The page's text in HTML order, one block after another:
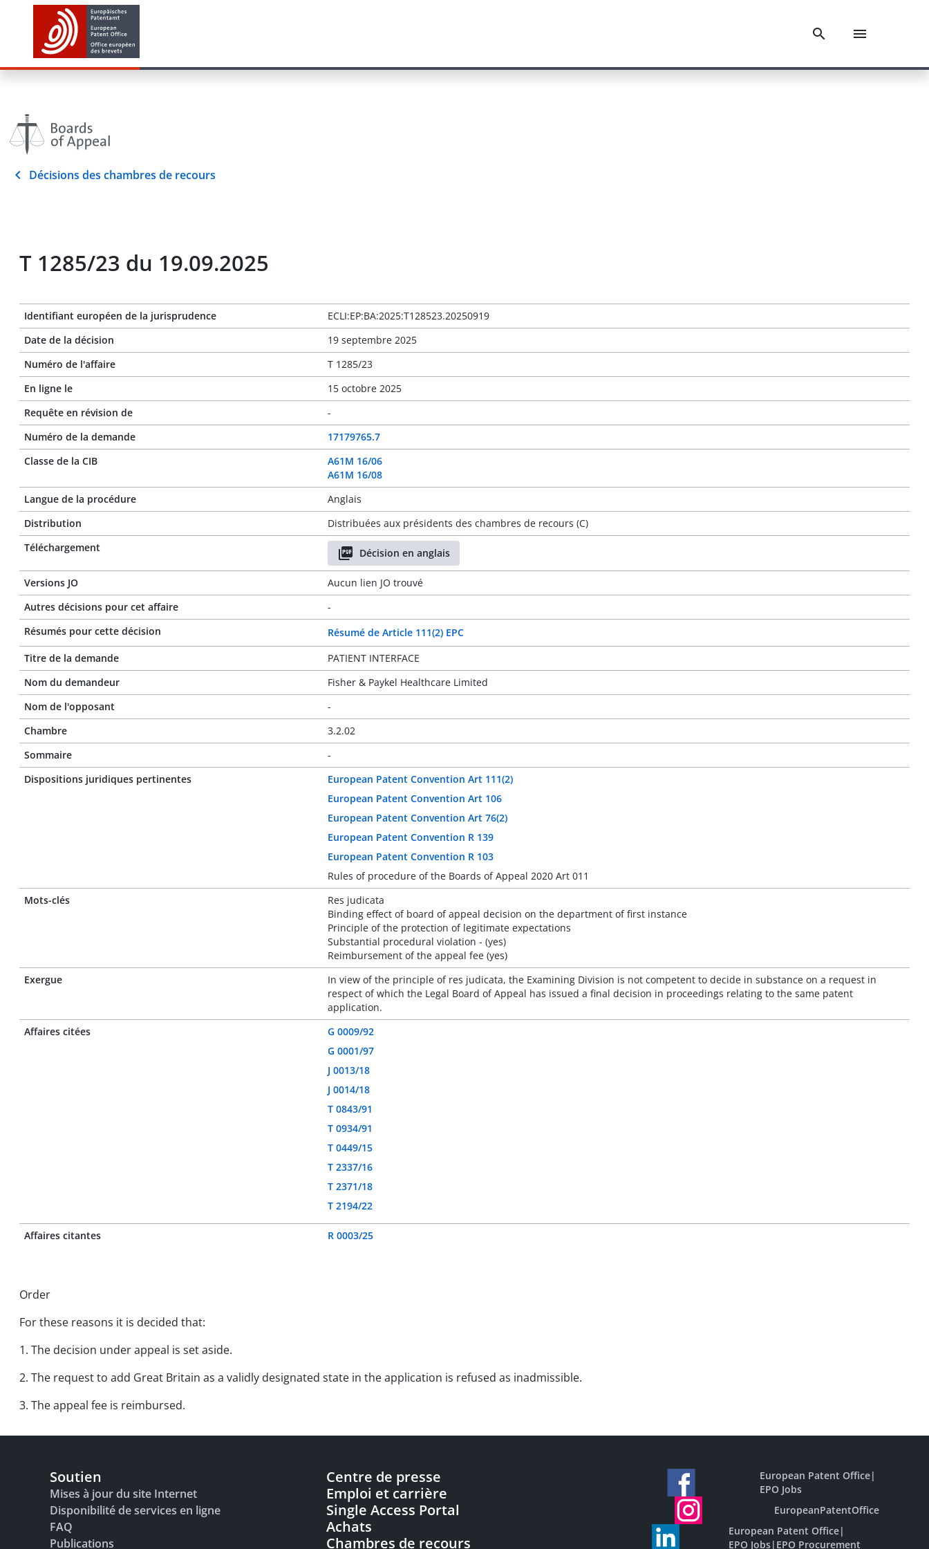
Décisions des chambres de recours
T 1285/23 du 19.09.2025
Identifiant européen de la jurisprudence
ECLI:EP:BA:2025:T128523.20250919
Date de la décision
19 septembre 2025
Numéro de l'affaire
T 1285/23
En ligne le
15 octobre 2025
Requête en révision de
-
Numéro de la demande
17179765.7
Classe de la CIB
A61M 16/06
A61M 16/08
Langue de la procédure
Anglais
Distribution
Distribuées aux présidents des chambres de recours (C)
Téléchargement
Décision en anglais
Versions JO
Aucun lien JO trouvé
Autres décisions pour cet affaire
-
Résumés pour cette décision
Résumé de Article 111(2) EPC
Titre de la demande
PATIENT INTERFACE
Nom du demandeur
Fisher & Paykel Healthcare Limited
Nom de l'opposant
-
Chambre
3.2.02
Sommaire
-
Dispositions juridiques pertinentes
European Patent Convention Art 111(2)
European Patent Convention Art 106
European Patent Convention Art 76(2)
European Patent Convention R 139
European Patent Convention R 103
Rules of procedure of the Boards of Appeal 2020 Art 011
Mots-clés
Res judicata
Binding effect of board of appeal decision on the department of first instance
Principle of the protection of legitimate expectations
Substantial procedural violation - (yes)
Reimbursement of the appeal fee (yes)
Exergue
In view of the principle of res judicata, the Examining Division is not competent to decide in substance on a request in
respect of which the Legal Board of Appeal has issued a final decision in proceedings relating to the same patent
application.
Affaires citées
G 0009/92
G 0001/97
J 0013/18
J 0014/18
T 0843/91
T 0934/91
T 0449/15
T 2337/16
T 2371/18
T 2194/22
Affaires citantes R 0003/25
Order
For these reasons it is decided that:
1. The decision under appeal is set aside.
2. The request to add Great Britain as a validly designated state in the application is refused as inadmissible.
3. The appeal fee is reimbursed.
Soutien
Mises à jour du site Internet
Disponibilité de services en ligne
FAQ
Publications
Centre de presse
Emploi et carrière
Single Access Portal
Achats
Chambres de recours
European Patent Office|
EPO Jobs
EuropeanPatentOffice
European Patent Office|
EPO Jobs| EPO Procurement